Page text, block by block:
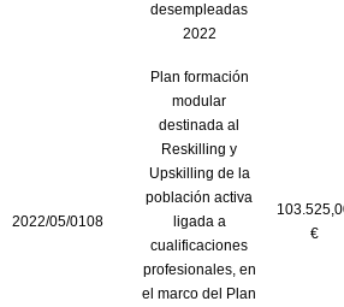
desempleadas
2022
2022/05/0108
Plan formación
modular
destinada al
Reskilling y
Upskilling de la
población activa
ligada a
cualificaciones
profesionales, en
el marco del Plan
€